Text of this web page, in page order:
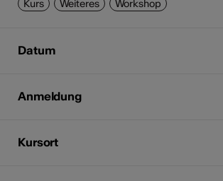
Kurs Weiteres Workshop
Datum
Anmeldung
Kursort